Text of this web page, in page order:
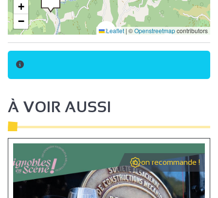
2
+
−
Leaflet | ©Openstreetmapcontributors
À VOIR AUSSI
on recommande !